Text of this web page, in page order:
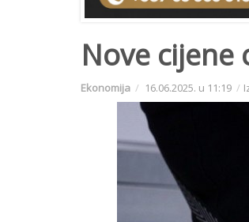
Nove cijene
Ekonomija 16.06.2025. u 11:19